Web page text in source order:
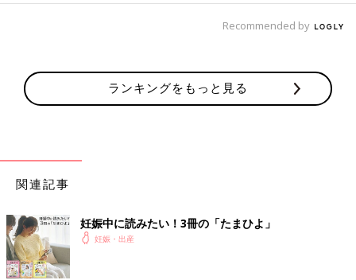
Recommended by
ランキングをもっと見る
関連記事
妊娠中に読みたい！3冊の「たまひよ」
妊娠・出産